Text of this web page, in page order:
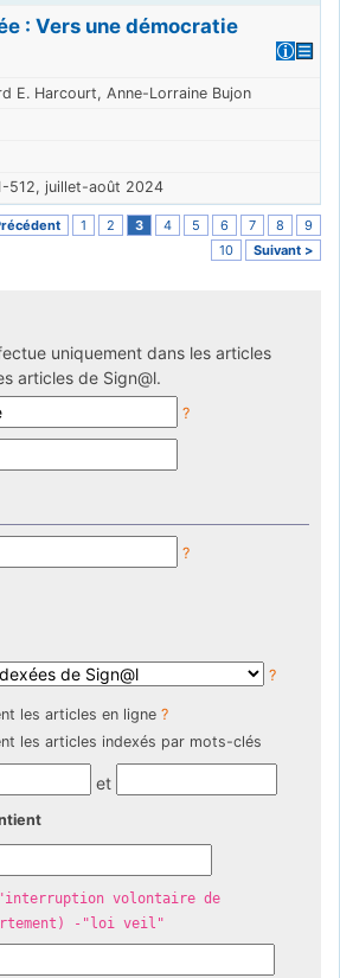
: Vers une démocratie
E. Harcourt, Anne-Lorraine Bujon
512, juillet-août 2024
1 2 3 4 5 6 7 8
9
10
Suivant >
uniquement dans les articles
articles de Sign@l.
?
?
?
les articles en ligne ?
les articles indexés par mots-clés
et
volontaire de
-"loi veil"